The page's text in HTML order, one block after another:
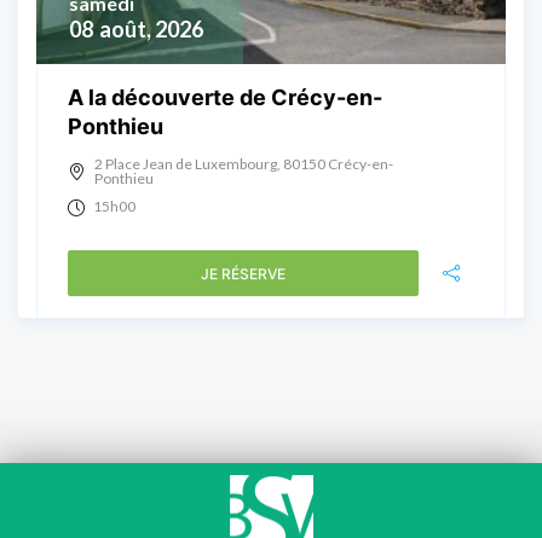
08 août, 2026
A la découverte de Crécy-en-
Ponthieu
2 Place Jean de Luxembourg, 80150 Crécy-en-
Ponthieu
15h00
JE RÉSERVE